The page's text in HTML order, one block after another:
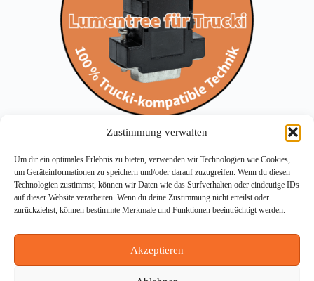
Zustimmung verwalten
Um dir ein optimales Erlebnis zu bieten, verwenden wir Technologien wie Cookies,
um Geräteinformationen zu speichern und/oder darauf zuzugreifen. Wenn du diesen
Technologien zustimmst, können wir Daten wie das Surfverhalten oder eindeutige IDs
auf dieser Website verarbeiten. Wenn du deine Zustimmung nicht erteilst oder
zurückziehst, können bestimmte Merkmale und Funktionen beeinträchtigt werden.
Akzeptieren